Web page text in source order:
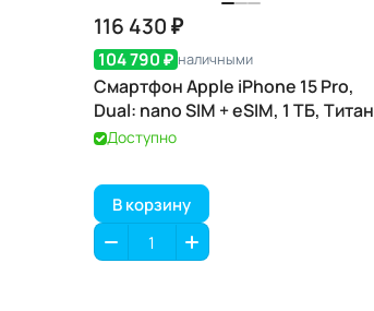
116 430 ₽
104 790 ₽ наличными
Смартфон Apple iPhone 15 Pro,
Dual: nano SIM + eSIM, 1 ТБ, Титан
Доступно
В корзину